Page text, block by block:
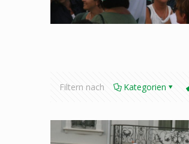
Filtern nach Kategorien